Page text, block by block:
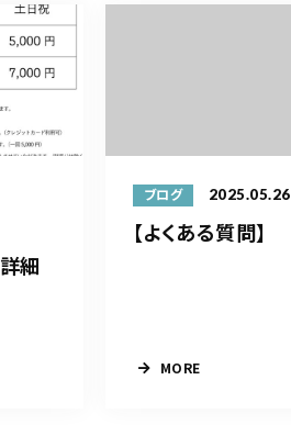
細
ブログ 2025.05.26
【よくある質問】
MORE